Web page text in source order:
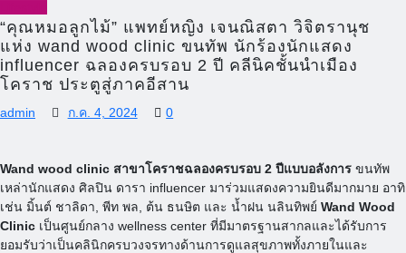
“คุณหมอลูกไม้” แพทย์หญิง เจนณิสตา วิจิตรานุช
แห่ง wand wood clinic ขนทัพ นักร้องนักแสดง
influencer ฉลองครบรอบ 2 ปี คลีนิคชั้นนำเมือง
โคราช ประตูสู่ภาคอีสาน
admin ก.ค. 4, 2024 0
Wand wood clinic สาขาโคราชฉลองครบรอบ 2 ปีแบบอลังการ ขนทัพ
เหล่านักแสดง ศิลปิน ดารา influencer มาร่วมแสดงความยินดีมากมาย อาทิ
เช่น มิ้นต์ ชาลิดา, พีท พล, ต้น ธนษิต และ น้ำฝน นลินทิพย์ Wand Wood
Clinic เป็นศูนย์กลาง wellness center ที่มีมาตรฐานสากลและได้รับการ
ยอมรับว่าเป็นคลินิกครบวงจรทางด้านการดูแลสุขภาพทั้งภายในและ